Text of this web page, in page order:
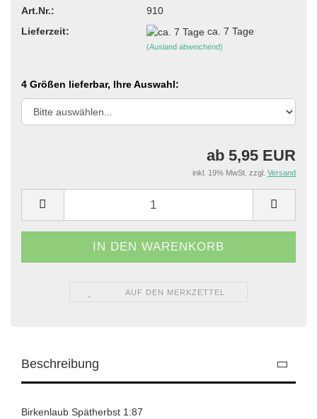
Art.Nr.:
910
Lieferzeit:
ca. 7 Tage
(Ausland abweichend)
4 Größen lieferbar, Ihre Auswahl:
ab 5,95 EUR
inkl. 19% MwSt. zzgl. Versand
AUF DEN MERKZETTEL
Beschreibung
Birkenlaub Spätherbst 1:87